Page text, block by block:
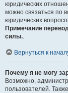
юридических
можно связаться по
юридических
Примечание
силы..
Вернуться к
Почему я не могу
Возможно,
пользователей.